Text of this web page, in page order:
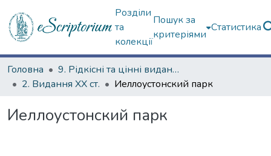
Розділи
та
колекції
Пошук за
критеріями
Статистика
Головна
9. Рідкісні та цінні видання
2. Видання ХХ ст.
Иеллоустонский парк
Иеллоустонский парк